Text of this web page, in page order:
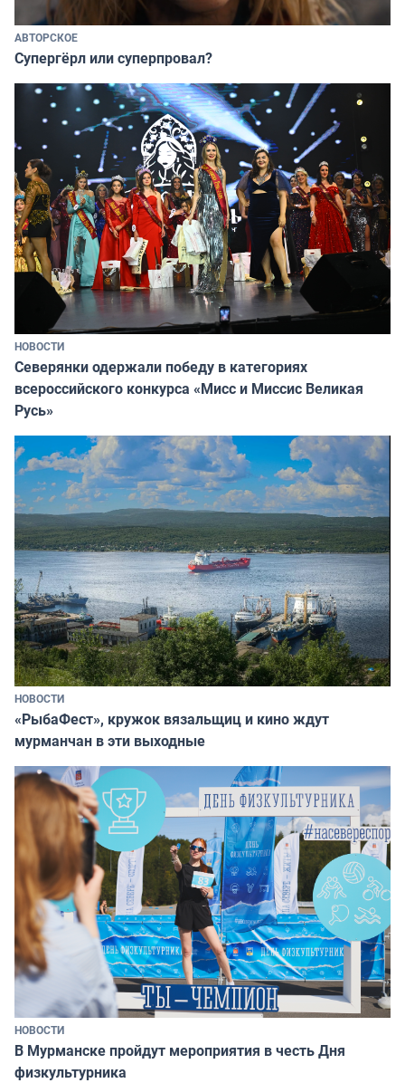
АВТОРСКОЕ
Супергёрл или суперпровал?
НОВОСТИ
Северянки одержали победу в категориях
всероссийского конкурса «Мисс и Миссис Великая
Русь»
НОВОСТИ
«РыбаФест», кружок вязальщиц и кино ждут
мурманчан в эти выходные
НОВОСТИ
В Мурманске пройдут мероприятия в честь Дня
физкультурника